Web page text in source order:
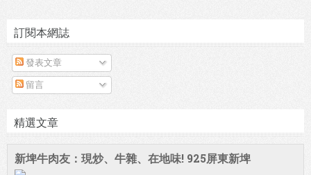
訂閱本網誌
發表文章
留言
精選文章
新埤牛肉友：現炒、牛雜、在地味! 925屏東新埤